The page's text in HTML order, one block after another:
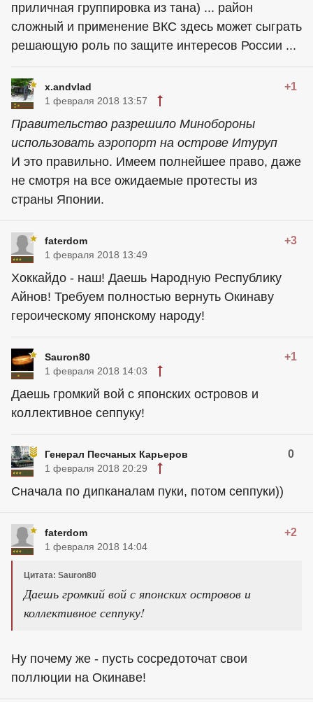
приличная группировка из тана) ... район
сложный и применение ВКС здесь может сыграть
решающую роль по защите интересов России ...
x.andvlad +1
1 февраля 2018 13:57
Правительство разрешило Минобороны
использовать аэропорт на острове Итуруп
И это правильно. Имеем полнейшее право, даже
не смотря на все ожидаемые протесты из
страны Японии.
faterdom +3
1 февраля 2018 13:49
Хоккайдо - наш! Даешь Народную Республику
Айнов! Требуем полностью вернуть Окинаву
героическому японскому народу!
Sauron80 +1
1 февраля 2018 14:03
Даешь громкий вой с японских островов и
коллективное сеппуку!
Генерал Песчаных Карьеров 0
1 февраля 2018 20:29
Сначала по дипканалам пуки, потом сеппуки))
faterdom +2
1 февраля 2018 14:04
Цитата: Sauron80
Даешь громкий вой с японских островов и
коллективное сеппуку!
Ну почему же - пусть сосредоточат свои
поллюции на Окинаве!